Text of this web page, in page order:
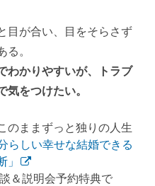
目が合い、目をそらさず
る。
わかりやすいが、トラブ
気をつけたい。
のままずっと独りの人生
らしい幸せな結婚できる
」
＆説明会予約特典で